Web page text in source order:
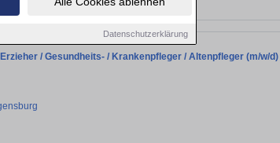
Datenschutzerklärung
/ Gesundheits- / Krankenpfleger / Altenpfleger (m/w/d)